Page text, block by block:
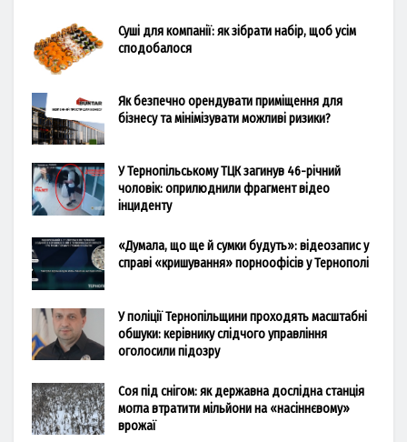
Суші для компанії: як зібрати набір, щоб усім
сподобалося
Як безпечно орендувати приміщення для
бізнесу та мінімізувати можливі ризики?
У Тернопільському ТЦК загинув 46-річний
чоловік: оприлюднили фрагмент відео
інциденту
«Думала, що ще й сумки будуть»: відеозапис у
справі «кришування» порноофісів у Тернополі
У поліції Тернопільщини проходять масштабні
обшуки: керівнику слідчого управління
оголосили підозру
Соя під снігом: як державна дослідна станція
могла втратити мільйони на «насіннєвому»
врожаї